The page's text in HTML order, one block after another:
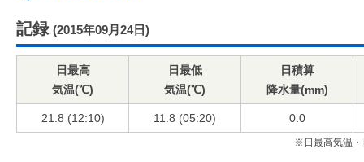
記録 (2015年09月24日)
日最高
気温(℃)
日最低
気温(℃)
日積算
降水量(mm)
21.8 (12:10) 11.8 (05:20) 0.0
※日最高気温・